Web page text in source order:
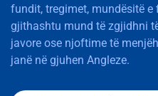
fundit, tregimet, mundësitë
gjithashtu mund të zgjidhni
javore ose njoftime të
janë në gjuhen Angleze.